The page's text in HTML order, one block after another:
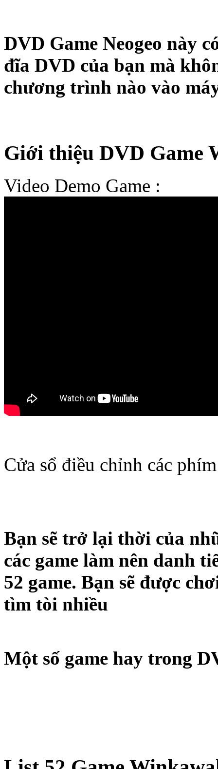
DVD Game Neogeo này
đĩa DVD của bạn mà
chương trình nào vào
Giới thiệu DVD Game
Video Demo Game :
Cửa sổ điều chỉnh các
Bạn sẽ trở lại thời của
các game làm nên danh
52 game. Bạn sẽ được
tìm tòi nhiều
Một số game hay trong